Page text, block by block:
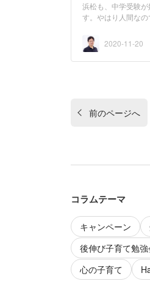
浜松も、中学受験
す。やはり人間な
2020-11-20
前のページへ
コラムテーマ
キャンペーン
後伸び子育て勉
心の子育て